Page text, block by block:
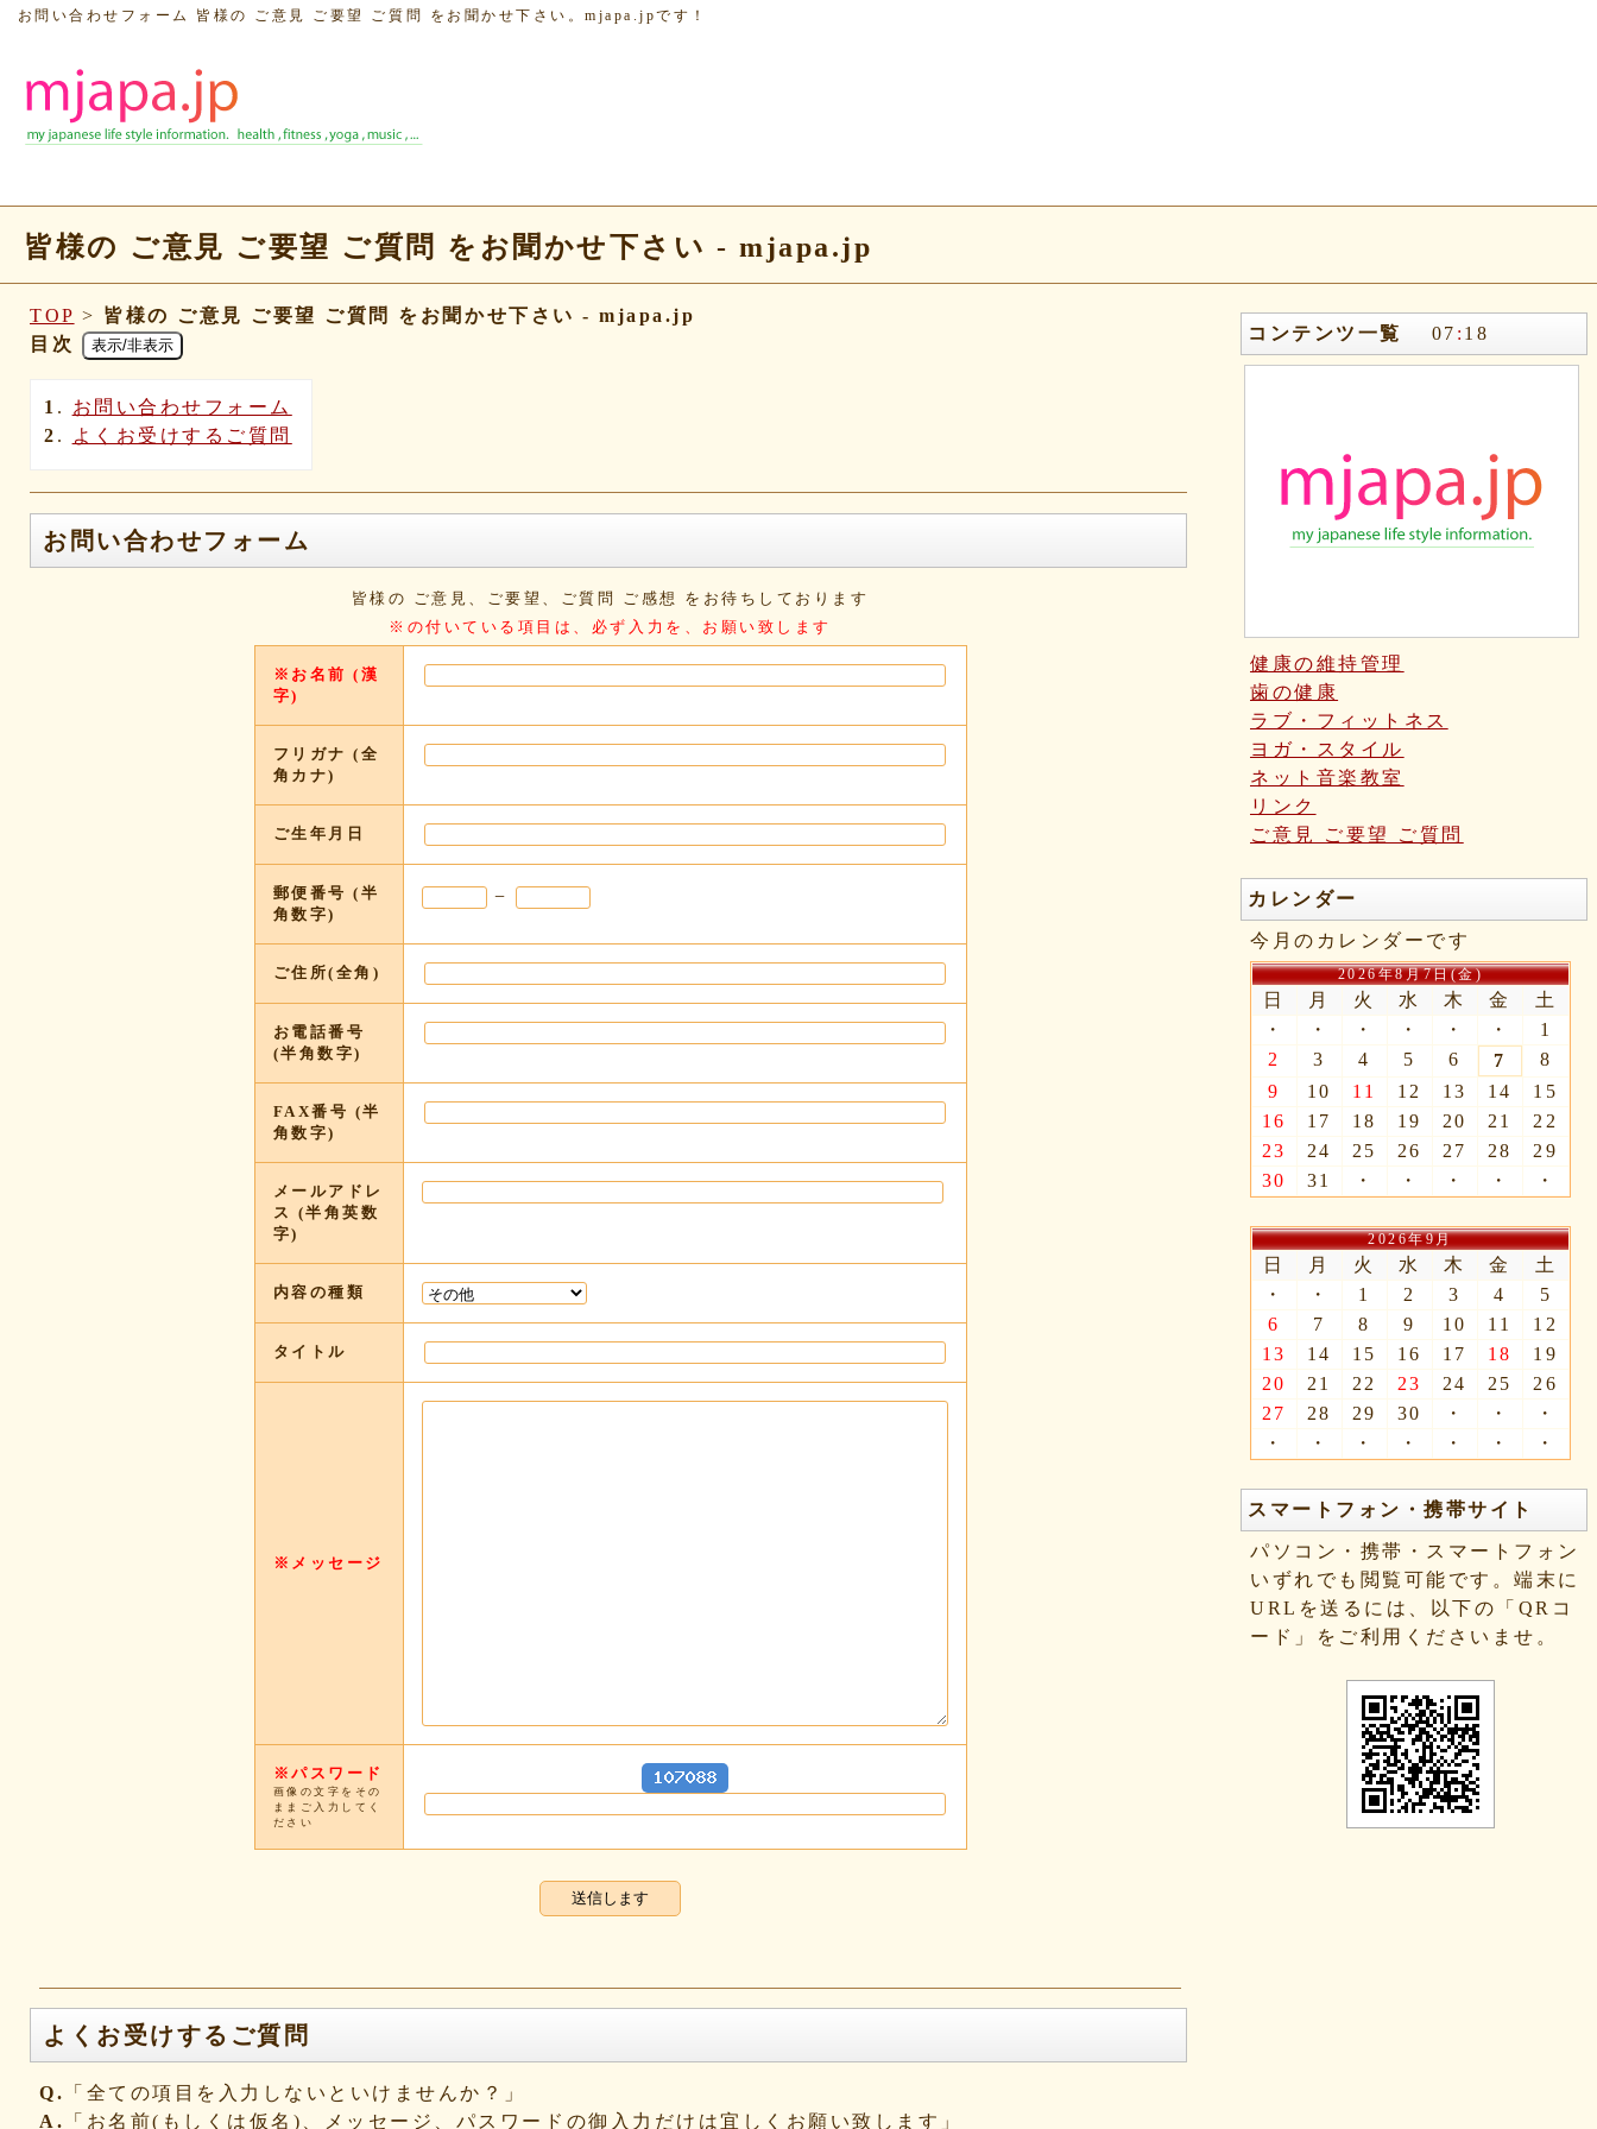
お問い合わせフォーム 皆様の ご意見 ご要望 ご質問 をお聞かせ下さい。mjapa.jpです！
皆様の ご意見 ご要望 ご質問 をお聞かせ下さい - mjapa.jp
TOP > 皆様の ご意見 ご要望 ご質問 をお聞かせ下さい - mjapa.jp
目次
表示/非表示
1 . お問い合わせフォーム
2 . よくお受けするご質問
お問い合わせフォーム
皆様の ご意見、ご要望、ご質問 ご感想 をお待ちしております
※の付いている項目は、必ず入力を、お願い致します
※お名前 (漢
字)
フリガナ (全
角カナ)
ご生年月日
郵便番号 (半
角数字)
−
ご住所(全角)
お電話番号
(半角数字)
FAX番号 (半
角数字)
メールアドレ
ス (半角英数
字)
内容の種類
タイトル
※メッセージ
※パスワード
画像の文字をその
ままご入力してく
ださい
よくお受けするご質問
Q.
「全ての項目を入力しないといけませんか？」
A.
「お名前(もしくは仮名)、メッセージ、パスワードの御入力だけは宜しくお願い致します」
コンテンツ一覧 07 : 18
健康の維持管理
歯の健康
ラブ・フィットネス
ヨガ・スタイル
ネット音楽教室
リンク
ご意見 ご要望 ご質問
カレンダー
今月のカレンダーです
2026年8月7日(金)
日 月 火 水 木 金
土
・
・ ・ ・ ・ ・
1
2
3 4 5 6 7
8
9
10 11 12 13 14
15
16
17 18 19 20 21
22
23
24 25 26 27 28
29
30
31 ・ ・ ・ ・ ・
2026年9月
日 月 火 水 木 金
土
・
・ 1 2 3 4
5
6
7 8 9 10 11
12
13
14 15 16 17 18
19
20
21 22 23 24 25
26
27
28 29 30 ・ ・
・
・
・ ・ ・ ・ ・ ・
スマートフォン・携帯サイト
パソコン・携帯・スマートフォン
いずれでも閲覧可能です。端末に
URLを送るには、以下の「QRコ
ード」をご利用くださいませ。